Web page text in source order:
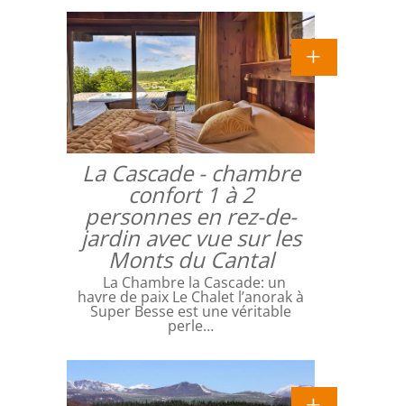
La Cascade - chambre
confort 1 à 2
personnes en rez-de-
jardin avec vue sur les
Monts du Cantal
La Chambre la Cascade: un
havre de paix Le Chalet l’anorak à
Super Besse est une véritable
perle…